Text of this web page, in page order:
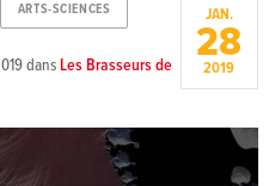
ARTS-SCIENCES
dansLes Brasseurs de
JAN.
28
2019